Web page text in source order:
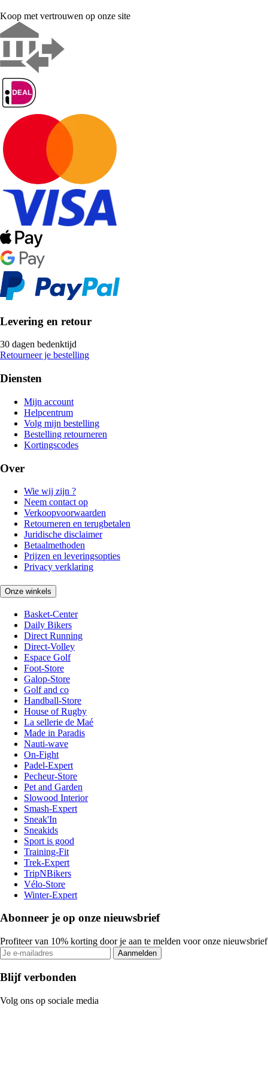
Koop met vertrouwen op onze site
Levering en retour
30 dagen bedenktijd
Retourneer je bestelling
Diensten
Mijn account
Helpcentrum
Volg mijn bestelling
Bestelling retourneren
Kortingscodes
Over
Wie wij zijn ?
Neem contact op
Verkoopvoorwaarden
Retourneren en terugbetalen
Juridische disclaimer
Betaalmethoden
Prijzen en leveringsopties
Privacy verklaring
Onze winkels
Basket-Center
Daily Bikers
Direct Running
Direct-Volley
Espace Golf
Foot-Store
Galop-Store
Golf and co
Handball-Store
House of Rugby
La sellerie de Maé
Made in Paradis
Nauti-wave
On-Fight
Padel-Expert
Pecheur-Store
Pet and Garden
Slowood Interior
Smash-Expert
Sneak'In
Sneakids
Sport is good
Training-Fit
Trek-Expert
TripNBikers
Vélo-Store
Winter-Expert
Abonneer je op onze nieuwsbrief
Profiteer van 10% korting door je aan te melden voor onze nieuwsbrief
Aanmelden
Blijf verbonden
Volg ons op sociale media